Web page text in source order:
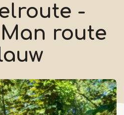
-
route